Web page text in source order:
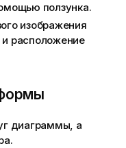
ползунка.
изображения
расположение
диаграммы, а